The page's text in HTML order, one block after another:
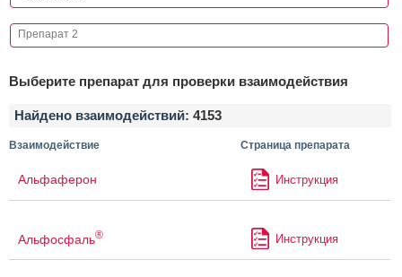
Выберите препарат для проверки взаимодействия
Найдено взаимодействий: 4153
Взаимодействие Страница препарата
Альфаферон Инструкция
Альфосфаль® Инструкция